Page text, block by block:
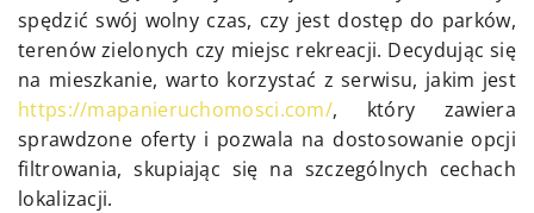
spędzić swój wolny czas, czy jest dostęp do parków,
terenów zielonych czy miejsc rekreacji. Decydując się
na mieszkanie, warto korzystać z serwisu, jakim jest
https://mapanieruchomosci.com/, który zawiera
sprawdzone oferty i pozwala na dostosowanie opcji
filtrowania, skupiając się na szczególnych cechach
lokalizacji.